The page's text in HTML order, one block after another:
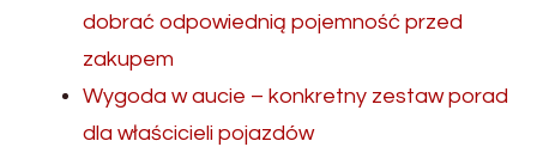
dobrać odpowiednią pojemność przed
zakupem
Wygoda w aucie – konkretny zestaw porad
dla właścicieli pojazdów